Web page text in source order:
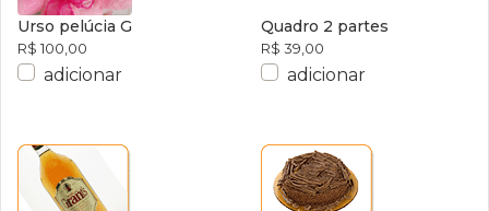
Urso pelúcia G
R$ 100,00
adicionar
Quadro 2 partes
R$ 39,00
adicionar